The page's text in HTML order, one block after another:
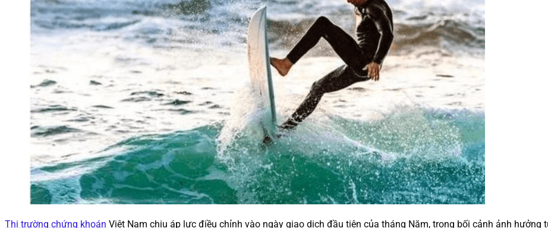
Thị trường chứng khoán Việt Nam chịu áp lực điều chỉnh vào ngày giao dịch đầu tiên của tháng Năm, trong bối cảnh ảnh hưởng